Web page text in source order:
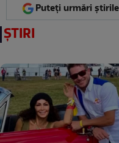
Puteți urmări
ȘTIRI